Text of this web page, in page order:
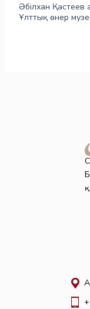
Әбілхан Қастеев
Ұлттық өнер